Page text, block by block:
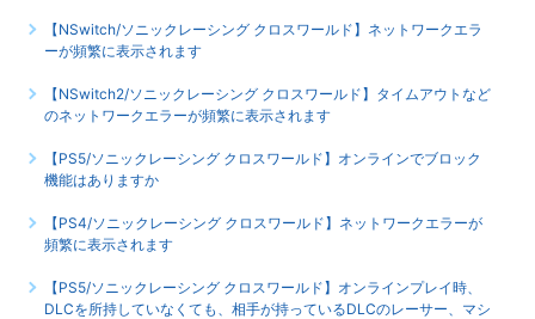
【NSwitch/ソニックレーシング クロスワールド】ネットワークエラ
ーが頻繁に表示されます
【NSwitch2/ソニックレーシング クロスワールド】タイムアウトなど
のネットワークエラーが頻繁に表示されます
【PS5/ソニックレーシング クロスワールド】オンラインでブロック
機能はありますか
【PS4/ソニックレーシング クロスワールド】ネットワークエラーが
頻繁に表示されます
【PS5/ソニックレーシング クロスワールド】オンラインプレイ時、
DLCを所持していなくても、相手が持っているDLCのレーサー、マシ